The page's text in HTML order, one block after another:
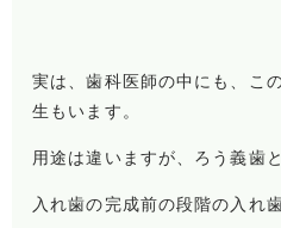
実は、歯科医師の中にも、こ
生もいます。
用途は違いますが、ろう義歯
入れ歯の完成前の段階の入れ